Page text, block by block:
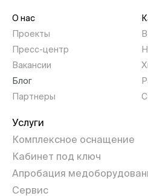
О нас
Проекты
Пресс-центр
Вакансии
Блог
Партнеры
Услуги
Комплексное оснащение
Кабинет под ключ
Апробация
Сервис